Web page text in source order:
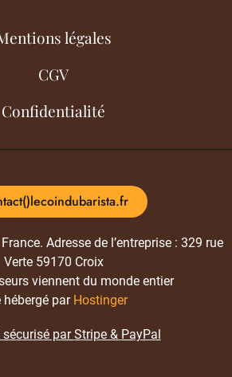
légales
CGV
Confidentialité
Adresse de l’entreprise : 329 rue
Verte 59170 Croix
viennent du monde entier
hébergé par Hostinger
par Stripe & PayPal